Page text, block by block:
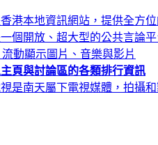
港本地資訊網站，提供全方
個開放、超大型的公共言論平
流動顯示圖片、音樂與影片
頁與討論區的各類排行資訊
是南天屬下電視媒體，拍攝